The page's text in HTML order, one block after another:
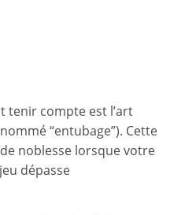
tenir compte est l’art
“entubage”). Cette
noblesse lorsque votre
dépasse